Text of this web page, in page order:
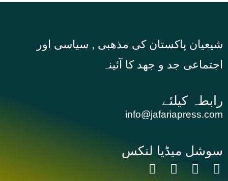
شیعیان پاکستان کی مذهبی , سیاسی اور
اجتماعی جد و جهد کا آئینہ
info@jafariapress.com​
سوشل میڈیا لنکس